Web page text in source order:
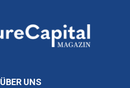
ÜBER UNS